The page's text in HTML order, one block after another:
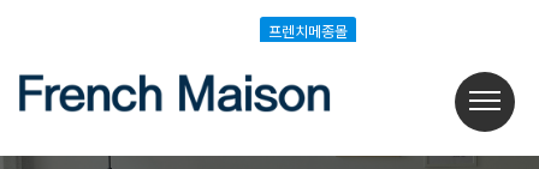
프렌치메종몰